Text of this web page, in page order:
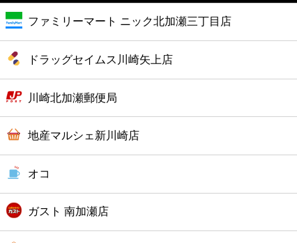
銀行
公共
ファミリーマート ニック北加瀬三丁目店
ドラッグセイムス川崎矢上店
川崎北加瀬郵便局
地産マルシェ新川崎店
オコ
ガスト 南加瀬店